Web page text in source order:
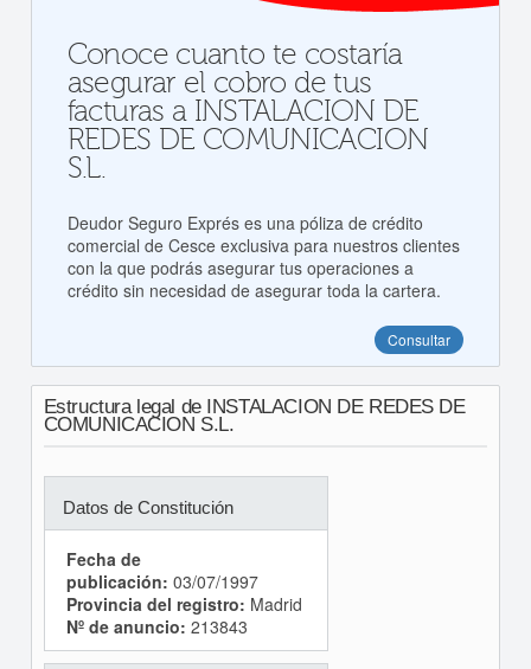
Conoce cuanto te costaría
asegurar el cobro de tus
facturas a INSTALACION DE
REDES DE COMUNICACION
S.L.
Deudor Seguro Exprés es una póliza de crédito
comercial de Cesce exclusiva para nuestros clientes
con la que podrás asegurar tus operaciones a
crédito sin necesidad de asegurar toda la cartera.
Consultar
Estructura legal de INSTALACION DE REDES DE
COMUNICACION S.L.
Datos de Constitución
Fecha de
publicación: 03/07/1997
Provincia del registro: Madrid
Nº de anuncio: 213843